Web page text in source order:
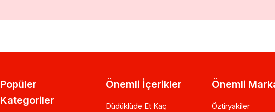
Popüler
Kategoriler
Önemli İçerikler
Düdüklüde Et Kaç
Önemli
Öztiryakiler